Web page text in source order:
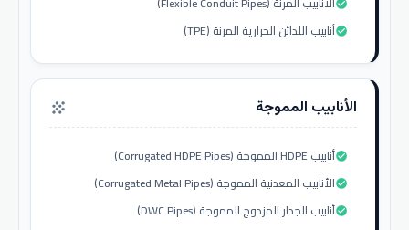
check_circle
أنابيب اللدائن الحرارية المرنة (TPE)check_circle
الأنابيب المموجة grain
أنابيب HDPE المموجة (Corrugated HDPE Pipes)check_circle
الأنابيب المعدنية المموجة (Corrugated Metal Pipes)check_circle
أنابيب الجدار المزدوج المموجة (DWC Pipes)check_circle